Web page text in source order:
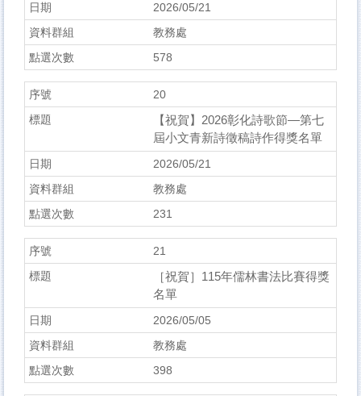
2026/05/21
教務處
578
20
【祝賀】2026彰化詩歌節—第七
屆小文青新詩徵稿詩作得獎名單
2026/05/21
教務處
231
21
［祝賀］115年儒林書法比賽得獎
名單
2026/05/05
教務處
398